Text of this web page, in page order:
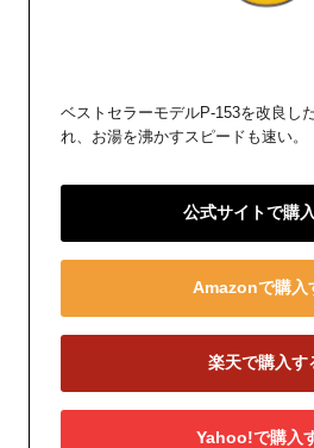
ベストセラーモデルP-153を改良し
れ、お湯を沸かすスピードも速い。
公式サイトで購
Amazonで購入
楽天で購入す
Yahoo!で購入